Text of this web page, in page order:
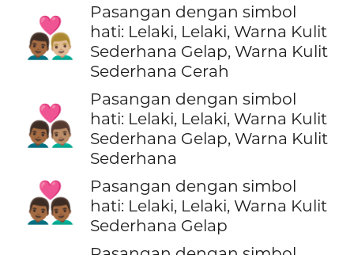
👨🏾‍❤️‍👨🏼
Pasangan dengan simbol
hati: Lelaki, Lelaki, Warna Kulit
Sederhana Gelap, Warna Kulit
Sederhana Cerah
👨🏾‍❤️‍👨🏽
Pasangan dengan simbol
hati: Lelaki, Lelaki, Warna Kulit
Sederhana Gelap, Warna Kulit
Sederhana
👨🏾‍❤️‍👨🏾
Pasangan dengan simbol
hati: Lelaki, Lelaki, Warna Kulit
Sederhana Gelap